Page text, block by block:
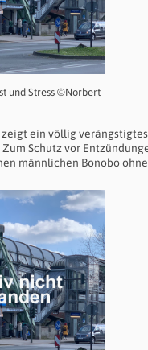
und Stress ©Norbert
zeigt ein völlig
Schutz vor
männlichen Bonobo